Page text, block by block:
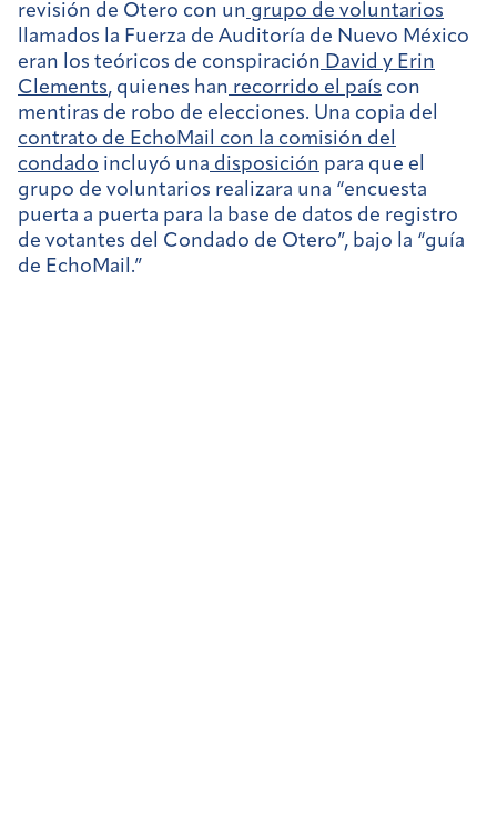
revisión de Otero con un grupo de voluntarios
llamados la Fuerza de Auditoría de Nuevo México
eran los teóricos de conspiración David y Erin
Clements, quienes han recorrido el país con
mentiras de robo de elecciones. Una copia del
contrato de EchoMail con la comisión del
condado incluyó una disposición para que el
grupo de voluntarios realizara una “encuesta
puerta a puerta para la base de datos de registro
de votantes del Condado de Otero”, bajo la “guía
de EchoMail.”